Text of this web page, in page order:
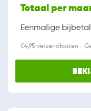
Totaal per
Eenmalige
€4,95 verzendkosten -